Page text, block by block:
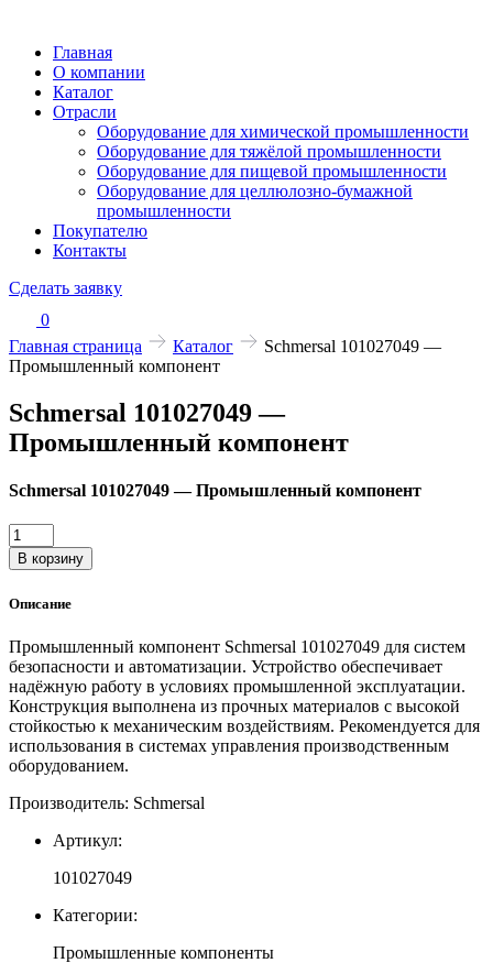
Главная
О компании
Каталог
Отрасли
Оборудование для химической промышленности
Оборудование для тяжёлой промышленности
Оборудование для пищевой промышленности
Оборудование для целлюлозно-бумажной
промышленности
Покупателю
Контакты
Сделать заявку
0
Главная страница
Каталог
Schmersal 101027049 —
Промышленный компонент
Schmersal 101027049 —
Промышленный компонент
Schmersal 101027049 — Промышленный компонент
Количество
товара
Schmersal
—
компонент
В корзину
Описание
Промышленный компонент Schmersal 101027049 для систем
безопасности и автоматизации. Устройство обеспечивает
надёжную работу в условиях промышленной эксплуатации.
Конструкция выполнена из прочных материалов с высокой
стойкостью к механическим воздействиям. Рекомендуется для
использования в системах управления производственным
оборудованием.
Производитель: Schmersal
Артикул:
101027049
Категории:
Промышленные компоненты